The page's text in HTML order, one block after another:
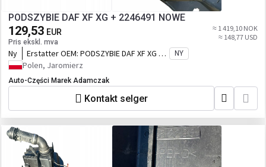
PODSZYBIE DAF XF XG + 2246491 NOWE
129,53 EUR
Pris ekskl. mva
≈ 1 419,10 NOK
≈ 148,77 USD
Ny Erstatter OEM: PODSZYBIE DAF XF XG +
2246491 NOWE
NY
Polen, Jaromierz
Auto-Części Marek Adamczak
Kontakt selger